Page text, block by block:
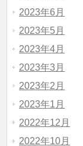
2023年6月
2023年5月
2023年4月
2023年3月
2023年2月
2023年1月
2022年12月
2022年10月